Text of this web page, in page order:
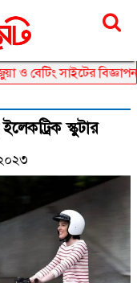
সাইটের বিজ্ঞাপন
স্কুটার